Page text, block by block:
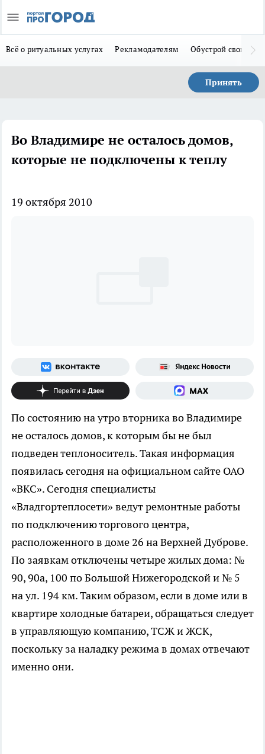
Всё о ритуальных услугах Рекламодателям Обустрой свой дом
Принять
Во Владимире не осталось домов,
которые не подключены к теплу
19 октября 2010
По состоянию на утро вторника во Владимире
не осталось домов, к которым бы не был
подведен теплоноситель. Такая информация
появилась сегодня на официальном сайте ОАО
«ВКС». Сегодня специалисты
«Владгортеплосети» ведут ремонтные работы
по подключению торгового центра,
расположенного в доме 26 на Верхней Дуброве.
По заявкам отключены четыре жилых дома: №
90, 90а, 100 по Большой Нижегородской и № 5
на ул. 194 км. Таким образом, если в доме или в
квартире холодные батареи, обращаться следует
в управляющую компанию, ТСЖ и ЖСК,
поскольку за наладку режима в домах отвечают
именно они.